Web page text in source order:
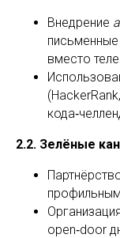
Внедрение
письменные
вместо
2.2. Зелёные
open‑door